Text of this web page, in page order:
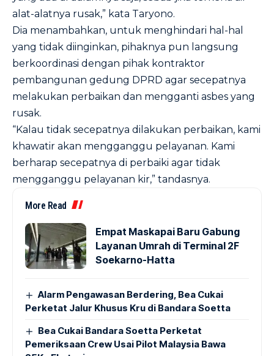
alat-alatnya rusak,” kata Taryono.
Dia menambahkan, untuk menghindari hal-hal
yang tidak diinginkan, pihaknya pun langsung
berkoordinasi dengan pihak kontraktor
pembangunan gedung DPRD agar secepatnya
melakukan perbaikan dan mengganti asbes yang
rusak.
“Kalau tidak secepatnya dilakukan perbaikan, kami
khawatir akan mengganggu pelayanan. Kami
berharap secepatnya di perbaiki agar tidak
mengganggu pelayanan kir,” tandasnya.
More Read
Empat Maskapai Baru Gabung
Layanan Umrah di Terminal 2F
Soekarno-Hatta
Alarm Pengawasan Berdering, Bea Cukai
Perketat Jalur Khusus Kru di Bandara Soetta
Bea Cukai Bandara Soetta Perketat
Pemeriksaan Crew Usai Pilot Malaysia Bawa